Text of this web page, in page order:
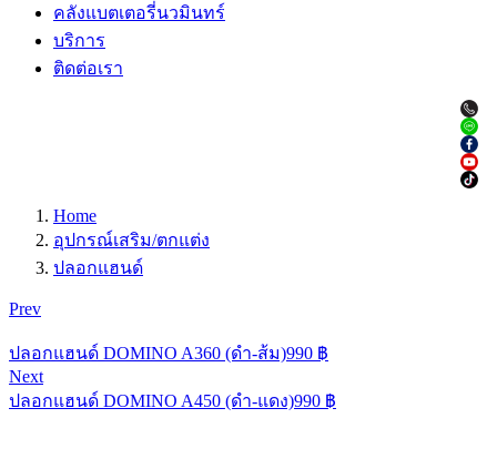
คลังแบตเตอรี่นวมินทร์
บริการ
ติดต่อเรา
Home
อุปกรณ์เสริม/ตกแต่ง
ปลอกแฮนด์
Prev
ปลอกแฮนด์ DOMINO A360 (ดำ-ส้ม)990 ฿
Next
ปลอกแฮนด์ DOMINO A450 (ดำ-แดง)990 ฿